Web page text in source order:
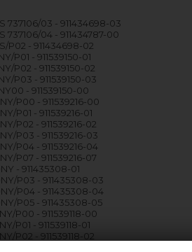
737106/03 - 911434698-03
737106/04 - 911434787-00
P02 - 911434698-02
P01 - 911539150-01
P02 - 911539150-02
P03 - 911539150-03
- 911539150-00
P00 - 911539216-00
P01 - 911539216-01
P02 - 911539216-02
P03 - 911539216-03
P04 - 911539216-04
P07 - 911539216-07
- 911435308-01
P03 - 911435308-03
P04 - 911435308-04
P05 - 911435308-05
P00 - 911539118-00
P01 - 911539118-01
P02 - 911539118-02